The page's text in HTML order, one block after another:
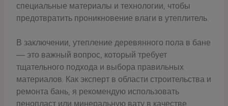
специальные материалы и технологии, чтобы
предотвратить проникновение влаги в утеплитель.
В заключении, утепление деревянного пола в бане
— это важный вопрос, который требует
тщательного подхода и выбора правильных
материалов. Как эксперт в области строительства и
ремонта бань, я рекомендую использовать
пенопласт или минеральную вату в качестве